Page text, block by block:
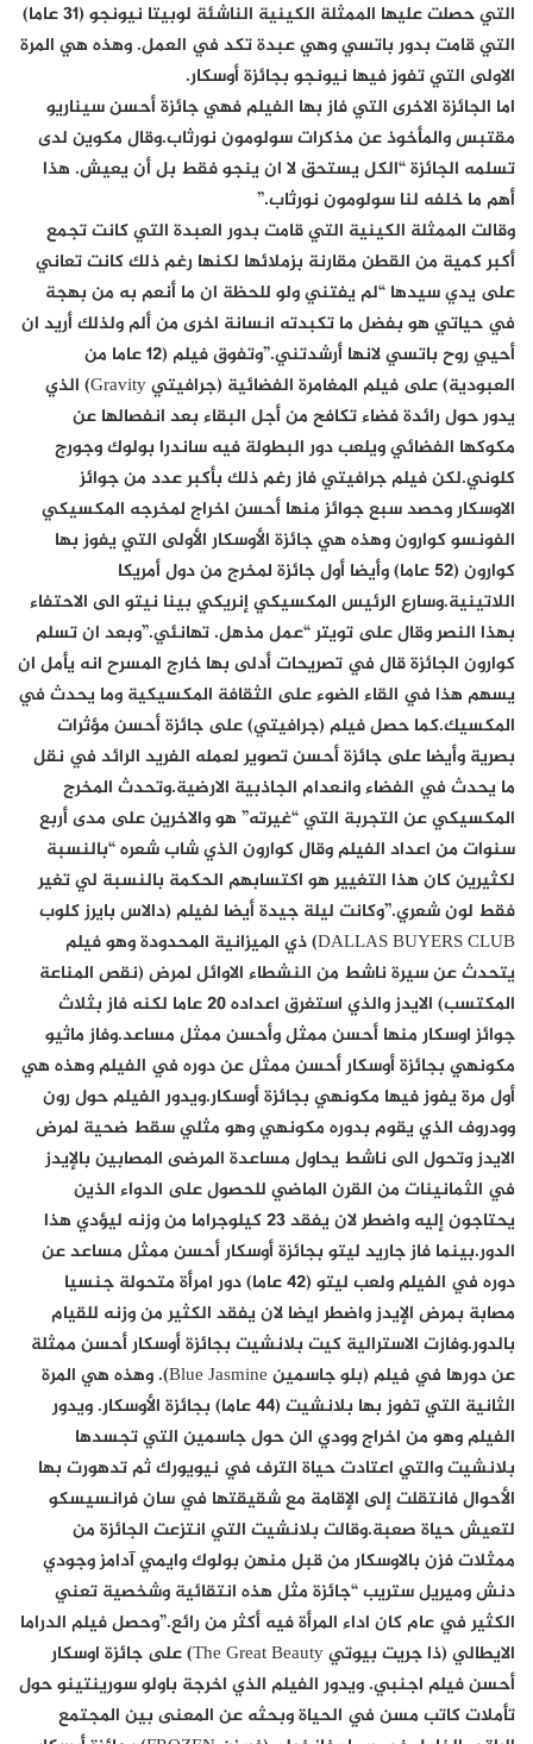
التي حصلت عليها الممثلة الكينية الناشئة لوبيتا نيونجو (31 عاما)
التي قامت بدور باتسي وهي عبدة تكد في العمل. وهذه هي المرة
الاولى التي تفوز فيها نيونجو بجائزة أوسكار.
اما الجائزة الاخرى التي فاز بها الفيلم فهي جائزة أحسن سيناريو
مقتبس والمأخوذ عن مذكرات سولومون نورثاب.وقال مكوين لدى
تسلمه الجائزة “الكل يستحق لا ان ينجو فقط بل أن يعيش. هذا
أهم ما خلفه لنا سولومون نورثاب.”
وقالت الممثلة الكينية التي قامت بدور العبدة التي كانت تجمع
أكبر كمية من القطن مقارنة بزملائها لكنها رغم ذلك كانت تعاني
على يدي سيدها “لم يفتني ولو للحظة ان ما أنعم به من بهجة
في حياتي هو بفضل ما تكبدته انسانة اخرى من ألم ولذلك أريد ان
أحيي روح باتسي لانها أرشدتني.”وتفوق فيلم (12 عاما من
العبودية) على فيلم المغامرة الفضائية (جرافيتي ‭‭Gravity‬‬) الذي
يدور حول رائدة فضاء تكافح من أجل البقاء بعد انفصالها عن
مكوكها الفضائي ويلعب دور البطولة فيه ساندرا بولوك وجورج
كلوني.لكن فيلم جرافيتي فاز رغم ذلك بأكبر عدد من جوائز
الاوسكار وحصد سبع جوائز منها أحسن اخراج لمخرجه المكسيكي
الفونسو كوارون وهذه هي جائزة الأوسكار الأولى التي يفوز بها
كوارون (52 عاما) وأيضا أول جائزة لمخرج من دول أمريكا
اللاتينية.وسارع الرئيس المكسيكي إنريكي بينا نيتو الى الاحتفاء
بهذا النصر وقال على تويتر “عمل مذهل. تهانئي.”وبعد ان تسلم
كوارون الجائزة قال في تصريحات أدلى بها خارج المسرح انه يأمل ان
يسهم هذا في القاء الضوء على الثقافة المكسيكية وما يحدث في
المكسيك.كما حصل فيلم (جرافيتي) على جائزة أحسن مؤثرات
بصرية وأيضا على جائزة أحسن تصوير لعمله الفريد الرائد في نقل
ما يحدث في الفضاء وانعدام الجاذبية الارضية.وتحدث المخرج
المكسيكي عن التجربة التي “غيرته” هو والاخرين على مدى أربع
سنوات من اعداد الفيلم وقال كوارون الذي شاب شعره “بالنسبة
لكثيرين كان هذا التغيير هو اكتسابهم الحكمة بالنسبة لي تغير
فقط لون شعري.”وكانت ليلة جيدة أيضا لفيلم (دالاس بايرز كلوب
DALLAS BUYERS CLUB) ذي الميزانية المحدودة وهو فيلم
يتحدث عن سيرة ناشط من النشطاء الاوائل لمرض (نقص المناعة
المكتسب) الايدز والذي استغرق اعداده 20 عاما لكنه فاز بثلاث
جوائز اوسكار منها أحسن ممثل وأحسن ممثل مساعد.وفاز ماثيو
مكونهي بجائزة أوسكار أحسن ممثل عن دوره في الفيلم وهذه هي
أول مرة يفوز فيها مكونهي بجائزة أوسكار.ويدور الفيلم حول رون
وودروف الذي يقوم بدوره مكونهي وهو مثلي سقط ضحية لمرض
الايدز وتحول الى ناشط يحاول مساعدة المرضى المصابين بالإيدز
في الثمانينات من القرن الماضي للحصول على الدواء الذين
يحتاجون إليه واضطر لان يفقد 23 كيلوجراما من وزنه ليؤدي هذا
الدور.بينما فاز جاريد ليتو بجائزة أوسكار أحسن ممثل مساعد عن
دوره في الفيلم ولعب ليتو (42 عاما) دور امرأة متحولة جنسيا
مصابة بمرض الإيدز واضطر ايضا لان يفقد الكثير من وزنه للقيام
بالدور.وفازت الاسترالية كيت بلانشيت بجائزة أوسكار أحسن ممثلة
عن دورها في فيلم (بلو جاسمين Blue Jasmine). وهذه هي المرة
الثانية التي تفوز بها بلانشيت (44 عاما) بجائزة الأوسكار. ويدور
الفيلم وهو من اخراج وودي الن حول جاسمين التي تجسدها
بلانشيت والتي اعتادت حياة الترف في نيويورك ثم تدهورت بها
الأحوال فانتقلت إلى الإقامة مع شقيقتها في سان فرانسيسكو
لتعيش حياة صعبة.وقالت بلانشيت التي انتزعت الجائزة من
ممثلات فزن بالاوسكار من قبل منهن بولوك وايمي آدامز وجودي
دنش وميريل ستريب “جائزة مثل هذه انتقائية وشخصية تعني
الكثير في عام كان اداء المرأة فيه أكثر من رائع.”وحصل فيلم الدراما
الايطالي (ذا جريت بيوتي The Great Beauty) على جائزة اوسكار
أحسن فيلم اجنبي. ويدور الفيلم الذي اخرجة باولو سورينتينو حول
تأملات كاتب مسن في الحياة وبحثه عن المعنى بين المجتمع